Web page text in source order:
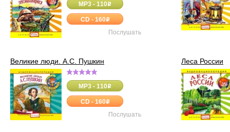
MP3 - 110o
CD - 160o
Послушать
Великие люди. А.С. Пушкин
MP3 - 110o
CD - 160o
Послушать
Леса России